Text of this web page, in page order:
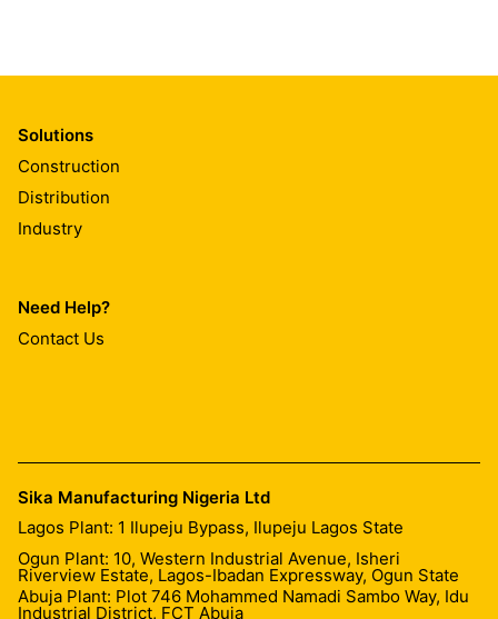
Solutions
Construction
Distribution
Industry
Need Help?
Contact Us
Sika Manufacturing Nigeria Ltd
Lagos Plant: 1 Ilupeju Bypass, Ilupeju Lagos State
Ogun Plant: 10, Western Industrial Avenue, Isheri
Riverview Estate, Lagos-Ibadan Expressway, Ogun State
Abuja Plant: Plot 746 Mohammed Namadi Sambo Way, Idu
Industrial District, FCT Abuja